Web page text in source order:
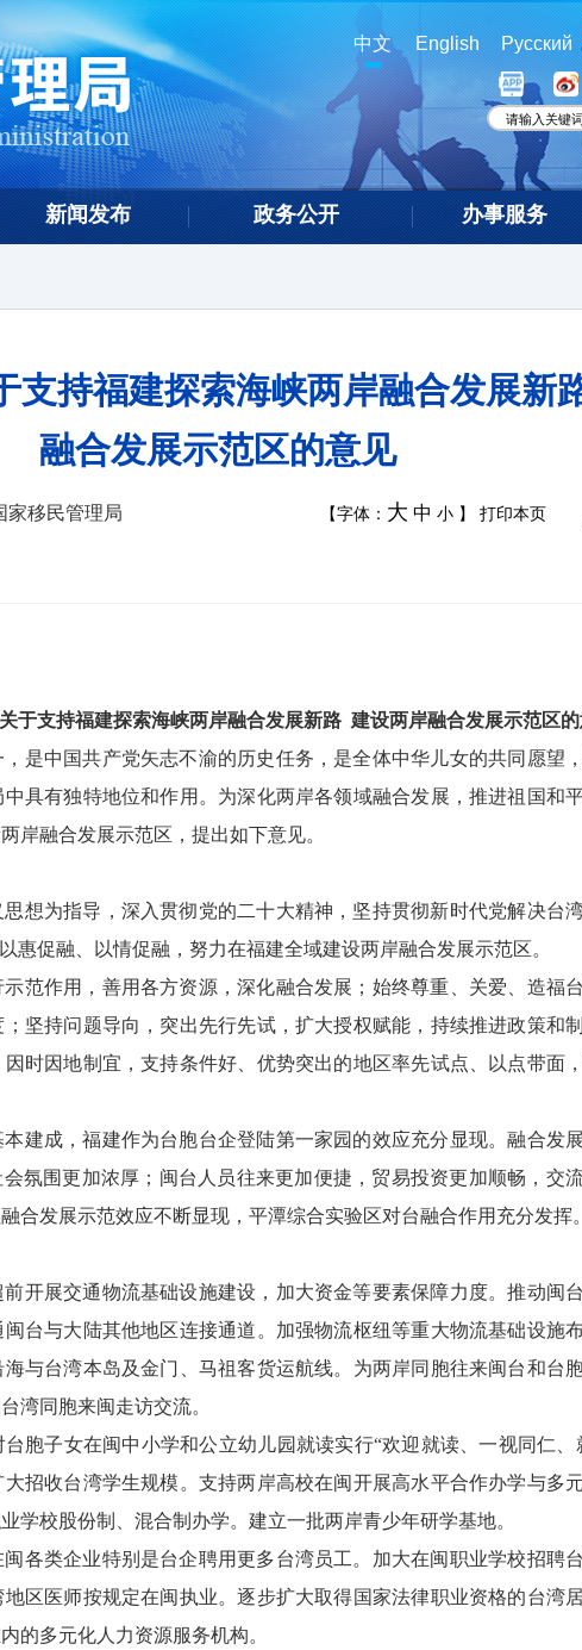
中文 English Русский
新闻发布 政务公开 办事服务
支持福建探索海峡两岸融合发展新
融合发展示范区的意见
家移民管理局 【字体： 大 中 小 】 打印本页
于支持福建探索海峡两岸融合发展新路 建设两岸融合发展示范区
是中国共产党矢志不渝的历史任务，是全体中华儿女的共同愿望
具有独特地位和作用。为深化两岸各领域融合发展，推进祖国和
岸融合发展示范区，提出如下意见。
想为指导，深入贯彻党的二十大精神，坚持贯彻新时代党解决台
惠促融、以情促融，努力在福建全域建设两岸融合发展示范区。
范作用，善用各方资源，深化融合发展；始终尊重、关爱、造福
坚持问题导向，突出先行先试，扩大授权赋能，持续推进政策和
时因地制宜，支持条件好、优势突出的地区率先试点、以点带面
建成，福建作为台胞台企登陆第一家园的效应充分显现。融合发
氛围更加浓厚；闽台人员往来更加便捷，贸易投资更加顺畅，交
合发展示范效应不断显现，平潭综合实验区对台融合作用充分发挥。
前开展交通物流基础设施建设，加大资金等要素保障力度。推动闽
台与大陆其他地区连接通道。加强物流枢纽等重大物流基础设施
与台湾本岛及金门、马祖客货运航线。为两岸同胞往来闽台和台
湾同胞来闽走访交流。
台胞子女在闽中小学和公立幼儿园就读实行“欢迎就读、一视同仁
招收台湾学生规模。支持两岸高校在闽开展高水平合作办学与多
学校股份制、混合制办学。建立一批两岸青少年研学基地。
闽各类企业特别是台企聘用更多台湾员工。加大在闽职业学校招聘
区医师按规定在闽执业。逐步扩大取得国家法律职业资格的台湾
的多元化人力资源服务机构。